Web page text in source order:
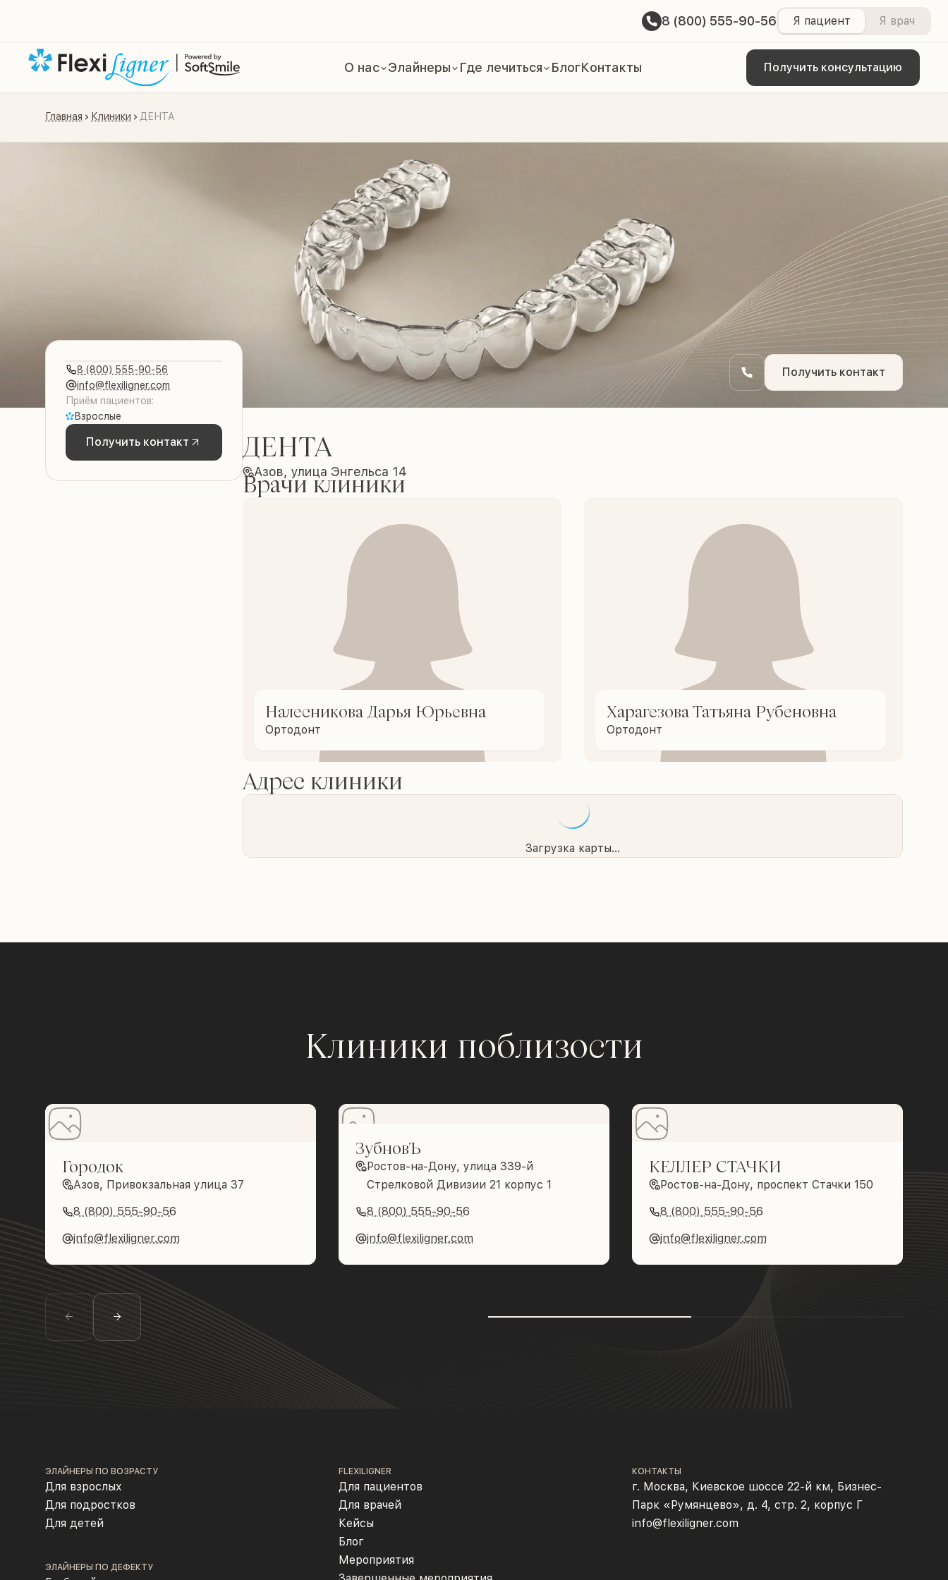
8 (800) 555-90-56 Я пациент Я врач
О нас Элайнеры Где лечиться БлогКонтакты Получить консультацию
Главная Клиники ДЕНТА
Получить контакт
8 (800) 555-90-56
info@flexiligner.com
Приём пациентов:
Взрослые
Получить контакт ДЕНТА
Азов, улица Энгельса 14
Врачи клиники
Налесникова Дарья Юрьевна
Ортодонт
Харагезова Татьяна Рубеновна
Ортодонт
Адрес клиники
Загрузка карты...
Клиники поблизости
Городок
Азов, Привокзальная улица 37
8 (800) 555-90-56
info@flexiligner.com
ЗубновЪ
Ростов-на-Дону, улица 339-й
Стрелковой Дивизии 21 корпус 1
8 (800) 555-90-56
info@flexiligner.com
КЕЛЛЕР СТАЧКИ
Ростов-на-Дону, проспект Стачки 150
8 (800) 555-90-56
info@flexiligner.com
ЭЛАЙНЕРЫ ПО ВОЗРАСТУ
Для взрослых
Для подростков
Для детей
ЭЛАЙНЕРЫ ПО ДЕФЕКТУ
FLEXILIGNER
Для пациентов
Для врачей
Кейсы
Блог
Мероприятия
КОНТАКТЫ
г. Москва, Киевское шоссе 22-й км, Бизнес-
Парк «Румянцево», д. 4, стр. 2, корпус Г
info@flexiligner.com